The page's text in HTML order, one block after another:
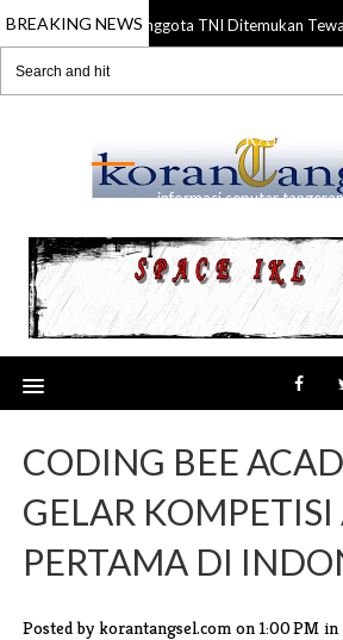
BREAKING NEWS
21 Jul 2026 Anggota TNI Ditemukan Tewas
RANSEL
informasi seputar
CODING BEE
GELAR KOMPETISI
PERTAMA DI
Posted by korantangsel.com on 1:00 PM in